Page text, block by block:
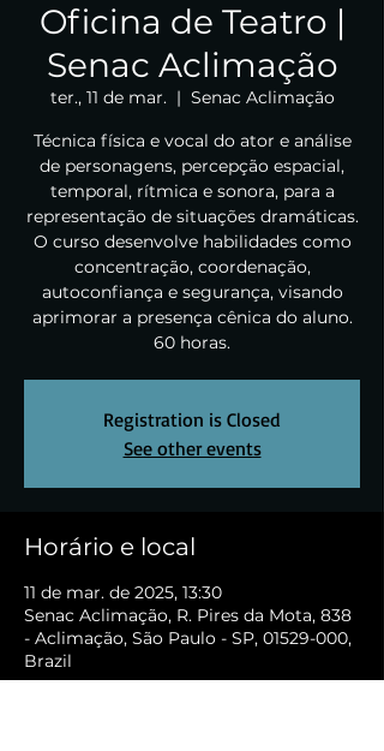
Oficina de Teatro |
Senac Aclimação
ter., 11 de mar.
  |
Senac Aclimação
Técnica física e vocal do ator e análise
de personagens, percepção espacial,
temporal, rítmica e sonora, para a
representação de situações dramáticas.
O curso desenvolve habilidades como
concentração, coordenação,
autoconfiança e segurança, visando
aprimorar a presença cênica do aluno.
60 horas.
Registration is Closed
See other events
Horário e local
11 de mar. de 2025, 13:30
Senac Aclimação, R. Pires da Mota, 838
- Aclimação, São Paulo - SP, 01529-000,
Brazil